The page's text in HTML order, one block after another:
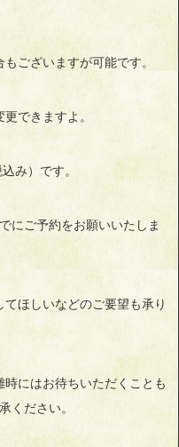
ございますが可能です。
できますよ。
み）です。
にご予約をお願いいたしま
ほしいなどのご要望も承り
にはお待ちいただくことも
ください。